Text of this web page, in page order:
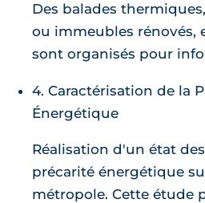
Des balades
ou immeubles rénovés,
sont organisés pour
4. Caractérisation de la
Énergétique
Réalisation d'un état
précarité énergétique
métropole. Cette étude